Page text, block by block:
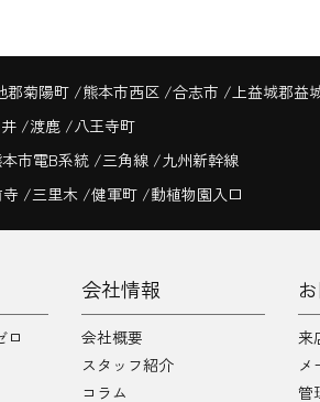
郡菊陽町 熊本市西区 合志市
上益城郡益
渡鹿
八王寺町
市電B系統 三角線
九州新幹線
三里木 健軍町 動植物園入口
ロ
会社情報
会社概要
スタッフ紹介
コラム
来
メ
管